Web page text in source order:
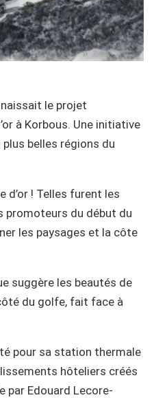
naissait le projet
à Korbous. Une initiative
plus belles régions du
d’or ! Telles furent les
promoteurs du début du
les paysages et la côte
suggère les beautés de
du golfe, fait face à
pour sa station thermale
hôteliers créés
par Edouard Lecore-